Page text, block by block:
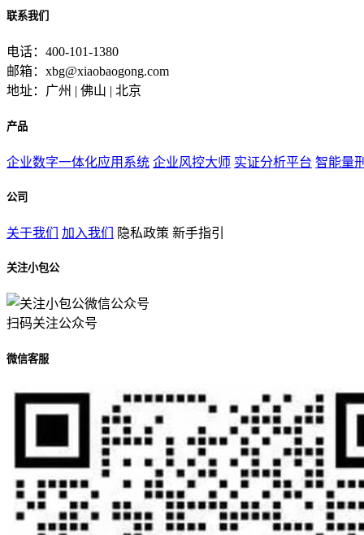
联系我们
电话：400-101-1380
邮箱：xbg@xiaobaogong.com
地址：广州 | 佛山 | 北京
产品
企业数字一体化应用系统 企业风控大师 实证分析平台 智能量
公司
关于我们 加入我们 隐私政策 新手指引
关注小包公
扫码关注公众号
微信客服